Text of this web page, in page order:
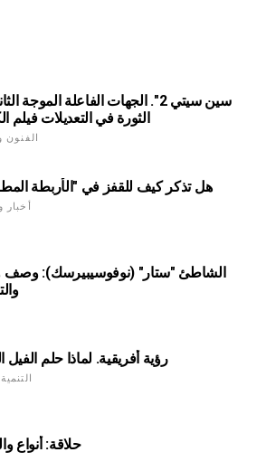
الثورة في التعديلات فيلم
الفنون
هل تذكر كيف للقفز في "الأربطة
أخبار
الشاطئ "ستار" (نوفوسيبيرسك): وصف
رؤية أفريقية. لماذا حلم
حلاقة: أنواع